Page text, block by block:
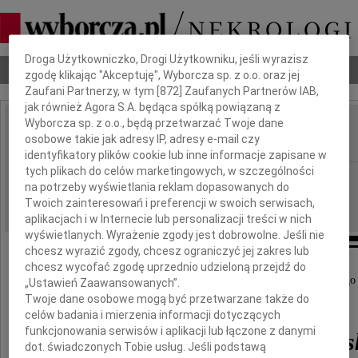
Nekrologi Odeszli Poradnik pogrzebowy
IMIĘ I NAZWISKO: Marian Katkowski
REGION: Gdańsk
DATA EMISJI: 12.11.2025
Z głębokim smutkiem informujemy o odejściu
mgr inż. Mariana
Dbamy o Twoją prywatność
Droga Użytkowniczko, Drogi Użytkowniku, jeśli wyrazisz
zgodę klikając "Akceptuję", Wyborcza sp. z o.o. oraz jej
Zaufani Partnerzy, w tym [872 ] Zaufanych Partnerów IAB,
jak również Agora S.A. będąca spółką powiązaną z
Wyborcza sp. z o.o., będą przetwarzać Twoje dane
osobowe takie jak adresy IP, adresy e-mail czy
identyfikatory plików cookie lub inne informacje zapisane w
tych plikach do celów marketingowych, w szczególności
na potrzeby wyświetlania reklam dopasowanych do
Twoich zainteresowań i preferencji w swoich serwisach,
aplikacjach i w Internecie lub personalizacji treści w nich
wyświetlanych. Wyrażenie zgody jest dobrowolne. Jeśli nie
chcesz wyrazić zgody, chcesz ograniczyć jej zakres lub
chcesz wycofać zgodę uprzednio udzieloną przejdź do
„Ustawień Zaawansowanych”.
Twoje dane osobowe mogą być przetwarzane także do
celów badania i mierzenia informacji dotyczących
funkcjonowania serwisów i aplikacji lub łączone z danymi
dot. świadczonych Tobie usług. Jeśli podstawą